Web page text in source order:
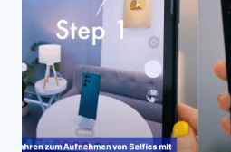
EIN
ÖFFNEN
SIE
DAS
TELEFON,
UM
ANRUFE
ANZUNEHMEN